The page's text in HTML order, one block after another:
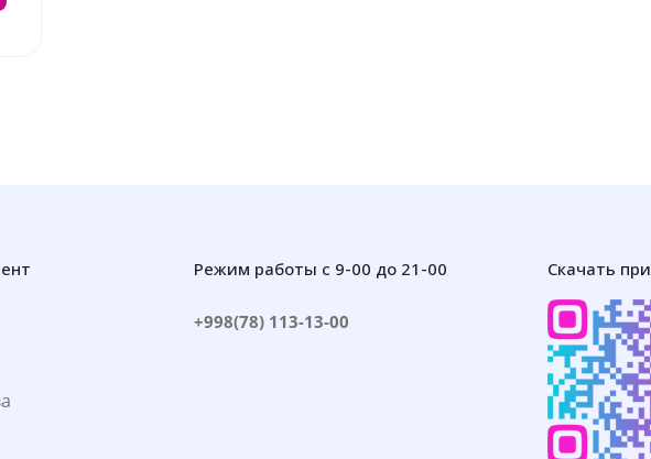
Режим работы с 9-00 до 21-00
+998(78) 113-13-00
Скачать